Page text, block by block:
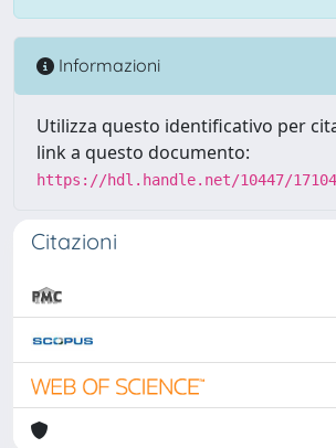
Informazioni
Utilizza questo identificativo per
link a questo documento:
https://hdl.handle.net/10447/17104
Citazioni